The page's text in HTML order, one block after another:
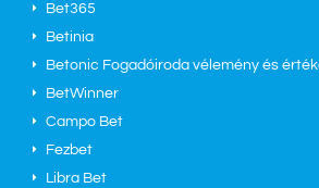
Bet365
Betinia
Betonic Fogadóiroda vélemény és
BetWinner
Campo Bet
Fezbet
Libra Bet